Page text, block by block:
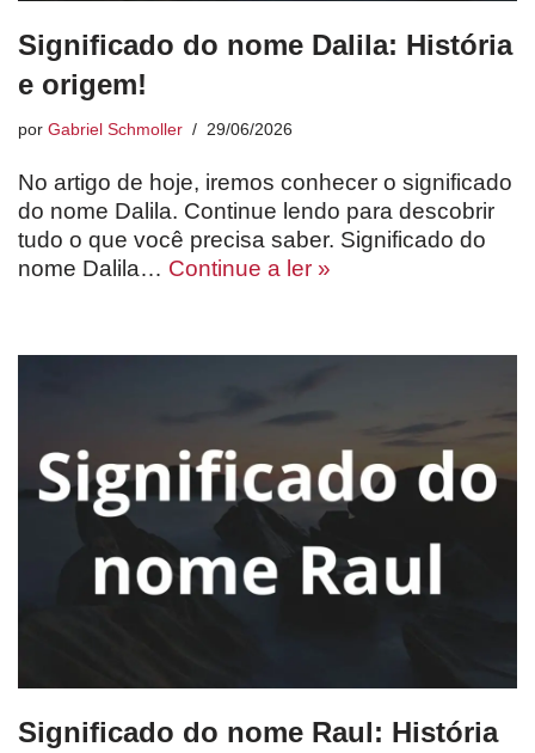
Significado do nome Dalila: História
e origem!
por Gabriel Schmoller 29/06/2026
No artigo de hoje, iremos conhecer o significado
do nome Dalila. Continue lendo para descobrir
tudo o que você precisa saber. Significado do
nome Dalila… Continue a ler »
Significado do nome Raul: História